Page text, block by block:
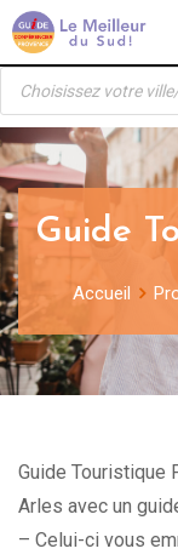
Panneau de gestion
Skip
to
content
Recherche
produits
Guide
Accueil
Guide Touristique
Arles avec un
– Celui-ci vous